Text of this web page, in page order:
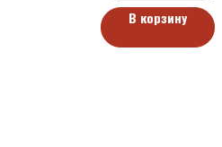
В корзину